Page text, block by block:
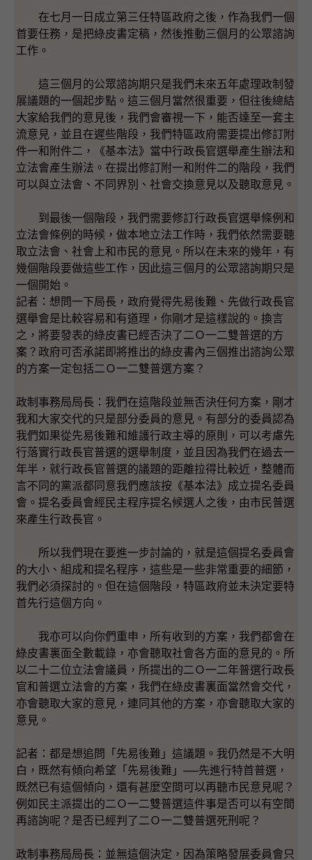
在七月一日成立第三任特區政府之後，作為我們一個
首要任務，是把綠皮書定稿，然後推動三個月的公眾諮詢
工作。
這三個月的公眾諮詢期只是我們未來五年處理政制發
展議題的一個起步點。這三個月當然很重要，但往後總結
大家給我們的意見後，我們會審視一下，能否達至一套主
流意見，並且在遲些階段，我們特區政府需要提出修訂附
件一和附件二，《基本法》當中行政長官選舉產生辦法和
立法會產生辦法。在提出修訂附一和附件二的階段，我們
可以與立法會、不同界別、社會交換意見以及聽取意見。
到最後一個階段，我們需要修訂行政長官選舉條例和
立法會條例的時候，做本地立法工作時，我們依然需要聽
取立法會、社會上和市民的意見。所以在未來的幾年，有
幾個階段要做這些工作，因此這三個月的公眾諮詢期只是
一個開始。
記者：想問一下局長，政府覺得先易後難、先做行政長官
選舉會是比較容易和有道理，你剛才是這樣說的。換言
之，將要發表的綠皮書已經否決了二Ｏ一二雙普選的方
案？政府可否承諾即將推出的綠皮書內三個推出諮詢公眾
的方案一定包括二Ｏ一二雙普選方案？
政制事務局局長：我們在這階段並無否決任何方案，剛才
我和大家交代的只是部分委員的意見。有部分的委員認為
我們如果從先易後難和維護行政主導的原則，可以考慮先
行落實行政長官普選的選舉制度，並且因為我們在過去一
年半，就行政長官普選的議題的距離拉得比較近，整體而
言不同的黨派都同意我們應該按《基本法》成立提名委員
會。提名委員會經民主程序提名候選人之後，由市民普選
來產生行政長官。
所以我們現在要進一步討論的，就是這個提名委員會
的大小、組成和提名程序，這些是一些非常重要的細節，
我們必須探討的。但在這個階段，特區政府並未決定要特
首先行這個方向。
我亦可以向你們重申，所有收到的方案，我們都會在
綠皮書裏面全數載錄，亦會聽取社會各方面的意見的。所
以二十二位立法會議員，所提出的二Ｏ一二年普選行政長
官和普選立法會的方案，我們在綠皮書裏面當然會交代，
亦會聽取大家的意見，連同其他的方案，亦會聽取大家的
意見。
記者：都是想追問「先易後難」這議題。我仍然是不大明
白，既然有傾向希望「先易後難」──先進行特首普選，
既然已有這個傾向，還有甚麼空間可以再聽市民意見呢？
例如民主派提出的二Ｏ一二雙普選這件事是否可以有空間
再諮詢呢？是否已經判了二Ｏ一二雙普選死刑呢？
政制事務局局長：並無這個決定，因為策略發展委員會只